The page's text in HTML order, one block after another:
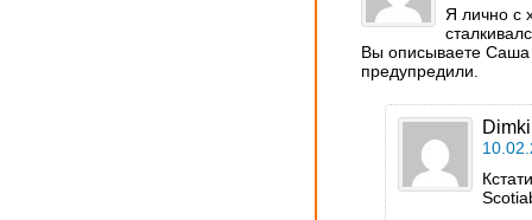
Я лично с
Вы описываете Саша
предупредили.